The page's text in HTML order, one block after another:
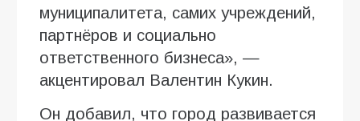
муниципалитета, самих учреждений,
партнёров и социально
ответственного бизнеса», —
акцентировал Валентин Кукин.
Он добавил, что город развивается